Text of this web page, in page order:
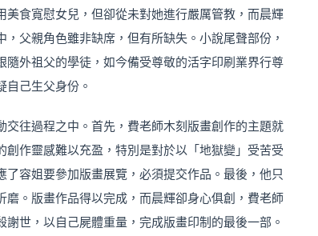
食寬慰女兒，但卻從未對她進行嚴厲管教，而晨輝
父親角色雖非缺席，但有所缺失。小說尾聲部份，
外祖父的學徒，如今備受尊敬的活字印刷業界行尊
己生父身份。
往過程之中。首先，費老師木刻版畫創作的主題就
作靈感難以充盈，特別是對於以「地獄變」受苦受
容姐要參加版畫展覽，必須提交作品。最後，他只
。版畫作品得以完成，而晨輝卻身心俱創，費老師
世，以自己屍體重量，完成版畫印制的最後一部。